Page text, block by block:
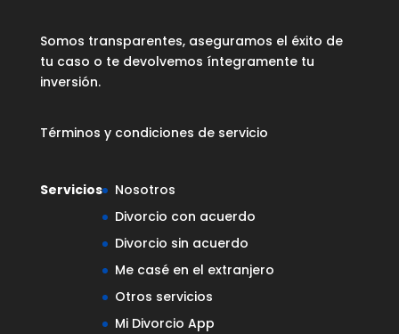
Somos transparentes, aseguramos el éxito de
tu caso o te devolvemos íntegramente tu
inversión.
Términos y condiciones de servicio
Servicios
Nosotros
Divorcio con acuerdo
Divorcio sin acuerdo
Me casé en el extranjero
Otros servicios
Mi Divorcio App